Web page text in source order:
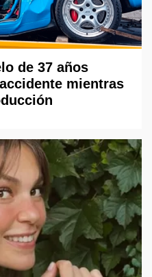
de 37 años
mientras